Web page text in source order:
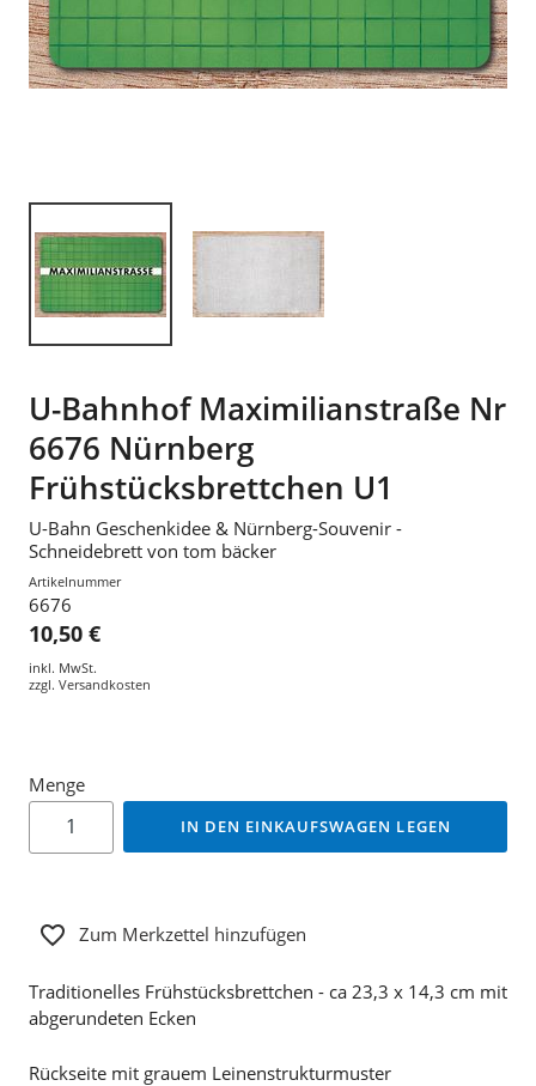
U-Bahnhof Maximilianstraße Nr
6676 Nürnberg
Frühstücksbrettchen U1
U-Bahn Geschenkidee & Nürnberg-Souvenir -
Schneidebrett von tom bäcker
Artikelnummer
6676
10,50 €
inkl. MwSt.
zzgl. Versandkosten
Menge
IN DEN EINKAUFSWAGEN LEGEN
Zum Merkzettel hinzufügen
Traditionelles Frühstücksbrettchen - ca 23,3 x 14,3 cm mit
abgerundeten Ecken
Rückseite mit grauem Leinenstrukturmuster